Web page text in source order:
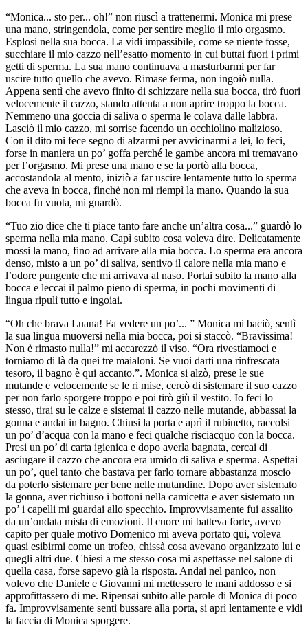
“Monica... sto per... oh!” non riuscì a trattenermi. Monica mi prese
una mano, stringendola, come per sentire meglio il mio orgasmo.
Esplosi nella sua bocca. La vidi impassibile, come se niente fosse,
succhiare il mio cazzo nell’esatto momento in cui buttai fuori i primi
getti di sperma. La sua mano continuava a masturbarmi per far
uscire tutto quello che avevo. Rimase ferma, non ingoiò nulla.
Appena sentì che avevo finito di schizzare nella sua bocca, tirò fuori
velocemente il cazzo, stando attenta a non aprire troppo la bocca.
Nemmeno una goccia di saliva o sperma le colava dalle labbra.
Lasciò il mio cazzo, mi sorrise facendo un occhiolino malizioso.
Con il dito mi fece segno di alzarmi per avvicinarmi a lei, lo feci,
forse in maniera un po’ goffa perché le gambe ancora mi tremavano
per l’orgasmo. Mi prese una mano e se la portò alla bocca,
accostandola al mento, iniziò a far uscire lentamente tutto lo sperma
che aveva in bocca, finchè non mi riempì la mano. Quando la sua
bocca fu vuota, mi guardò.
“Tuo zio dice che ti piace tanto fare anche un’altra cosa...” guardò lo
sperma nella mia mano. Capì subito cosa voleva dire. Delicatamente
mossi la mano, fino ad arrivare alla mia bocca. Lo sperma era ancora
denso, misto a un po’ di saliva, sentivo il calore nella mia mano e
l’odore pungente che mi arrivava al naso. Portai subito la mano alla
bocca e leccai il palmo pieno di sperma, in pochi movimenti di
lingua ripulì tutto e ingoiai.
“Oh che brava Luana! Fa vedere un po’... ” Monica mi baciò, sentì
la sua lingua muoversi nella mia bocca, poi si staccò. “Bravissima!
Non è rimasto nulla!” mi accarezzò il viso. “Ora rivestiamoci e
torniamo di là da quei tre maialoni. Se vuoi darti una rinfrescata
tesoro, il bagno è qui accanto.”. Monica si alzò, prese le sue
mutande e velocemente se le ri mise, cercò di sistemare il suo cazzo
per non farlo sporgere troppo e poi tirò giù il vestito. Io feci lo
stesso, tirai su le calze e sistemai il cazzo nelle mutande, abbassai la
gonna e andai in bagno. Chiusi la porta e aprì il rubinetto, raccolsi
un po’ d’acqua con la mano e feci qualche risciacquo con la bocca.
Presi un po’ di carta igienica e dopo averla bagnata, cercai di
asciugare il cazzo che ancora era umido di saliva e sperma. Aspettai
un po’, quel tanto che bastava per farlo tornare abbastanza moscio
da poterlo sistemare per bene nelle mutandine. Dopo aver sistemato
la gonna, aver richiuso i bottoni nella camicetta e aver sistemato un
po’ i capelli mi guardai allo specchio. Improvvisamente fui assalito
da un’ondata mista di emozioni. Il cuore mi batteva forte, avevo
capito per quale motivo Domenico mi aveva portato qui, voleva
quasi esibirmi come un trofeo, chissà cosa avevano organizzato lui e
quegli altri due. Chiesi a me stesso cosa mi aspettasse nel salone di
quella casa, forse sapevo già la risposta. Andai nel panico, non
volevo che Daniele e Giovanni mi mettessero le mani addosso e si
approfittassero di me. Ripensai subito alle parole di Monica di poco
fa. Improvvisamente sentì bussare alla porta, si aprì lentamente e vidi
la faccia di Monica sporgere.